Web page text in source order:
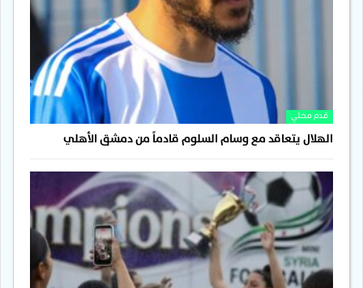
قدم محلي
الهلال يتعاقد مع وسام السلوم قادماً من دمشق الأهلي